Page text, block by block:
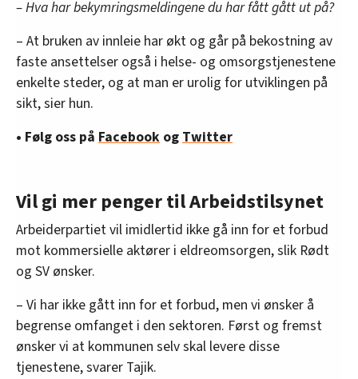
– Hva har bekymringsmeldingene du har fått gått ut på?
– At bruken av innleie har økt og går på bekostning av
faste ansettelser også i helse- og omsorgstjenestene
enkelte steder, og at man er urolig for utviklingen på
sikt, sier hun.
• Følg oss på Facebook ogTwitter
Vil gi mer penger til Arbeidstilsynet
Arbeiderpartiet vil imidlertid ikke gå inn for et forbud
mot kommersielle aktører i eldreomsorgen, slik Rødt
og SV ønsker.
– Vi har ikke gått inn for et forbud, men vi ønsker å
begrense omfanget i den sektoren. Først og fremst
ønsker vi at kommunen selv skal levere disse
tjenestene, svarer Tajik.